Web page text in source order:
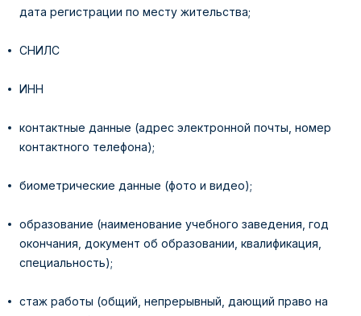
дата регистрации по месту жительства;
СНИЛС
ИНН
контактные данные (адрес электронной почты, номер
контактного телефона);
биометрические данные (фото и видео);
образование (наименование учебного заведения, год
окончания, документ об образовании, квалификация,
специальность);
стаж работы (общий, непрерывный, дающий право на